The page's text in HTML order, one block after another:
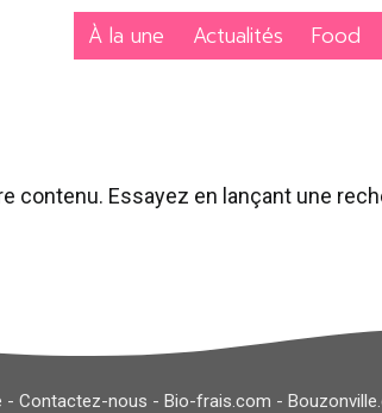
À la une Actualités Food
contenu. Essayez en lançant une
- Contactez-nous - Bio-frais.com -